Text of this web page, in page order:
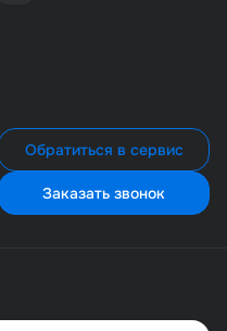
Обратиться в сервис
Заказать звонок